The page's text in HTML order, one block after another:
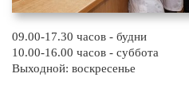
09.00-17.30 часов - будни
10.00-16.00 часов - суббота
Выходной: воскресенье